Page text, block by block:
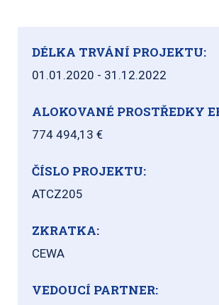
DÉLKA TRVÁNÍ PROJEKTU:
01.01.2020 - 31.12.2022
ALOKOVANÉ PROSTŘEDKY
774 494,13 €
ČÍSLO PROJEKTU:
ATCZ205
ZKRATKA:
CEWA
VEDOUCÍ PARTNER: